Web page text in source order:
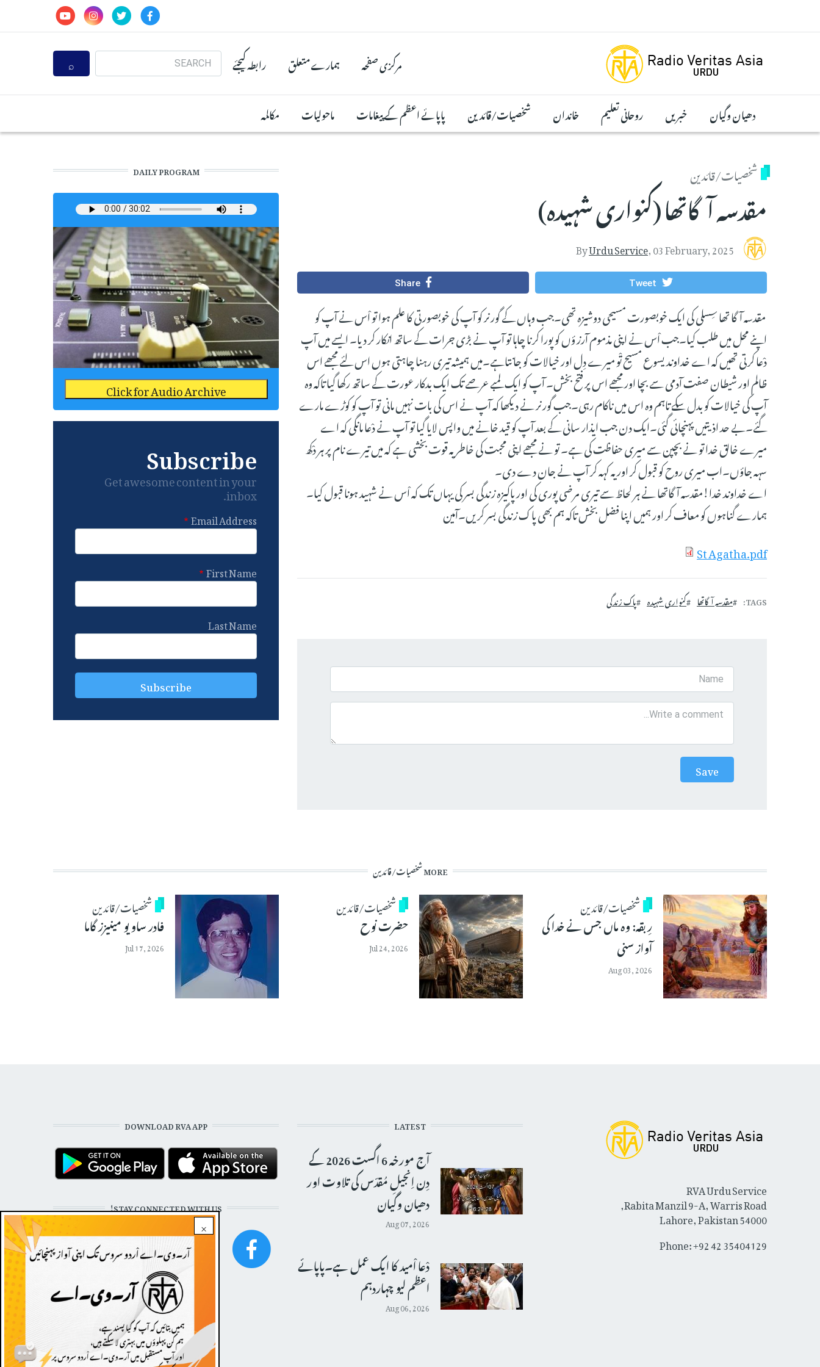
مرکزی صفحہ ہمارے متعلق رابطہ کیجئے
Search
دھیان وگیان خبریں روحانی تعلیم خاندان شخصیات/قائدین پاپائے اعظم کے پیغامات ماحولیات مکالمہ
شخصیات/قائدین
مقدسہ آگاتھا (کنواری شہیدہ)
ByUrdu Service,03 February, 2025
Tweet
Share
مقدسہ آگا تھا سِسلی کی ایک خوبصورت مسیحی دوشیزہ تھی۔جب وہاں کے گورنر کو آپ کی خوبصورتی کا علم ہوا تو اْس نے آپ کو
اپنے محل میں طلب کیا۔جب اْس نے اپنی مذموم آرز ؤں کو پورا کرنا چاہا تو آپ نے بڑی جرات کے ساتھ انکار کر دیا۔ ایسے میں آپ
دْعا کرتی تھیں کہ اے خداوند یسوع مسیح تْو میرے دِل اور خیالات کو جانتاہے۔میں ہمیشہ تیری رہنا چاہتی ہوں اس لئے مجھے اس
ظالم اور شیطان صفت آدمی سے بچا اور مجھے اس پر فتح بخش۔ آپ کو ایک لمبے عرصے تک ایک بدکار عورت کے ساتھ رکھا گیا تاکہ وہ
آپ کی خیالات کو بدل سکے تاہم وہ اس میں ناکام رہی۔جب گورنر نے دیکھا کہ آپ نے اس کی بات نہیں مانی تو آپ کو کوڑے مارے
گئے۔بے حد اذیتیں پہنچائی گئی۔ایک دن جب ایذار سانی کے بعد آپ کو قید خانے میں واپس لایا گیا تو آپ نے دْعا مانگی کہ اے
میرے خالق خدا تو نے بچپن سے میری حفاظت کی ہے۔ تو نے مجھے اپنی محبت کی خاطر یہ قوت بخشی ہے کہ میں تیرے نام پر ہر دْکھ
سہہ جاؤں۔اب میری روح کو قبول کر اور یہ کہہ کر آپ نے جان دے دی۔
اے خداوند خدا!مقدسہ آگاتھا نے ہر لحاظ سے تیری مرضی پوری کی اور پاکیزہ زندگی بسر کی یہاں تک کہ اْس نے شہید ہونا قبول کیا۔
ہمارے گناہوں کو معاف کر اور ہمیں اپنا فضل بخش تاکہ ہم بھی پاک زندگی بسر کریں۔آمین
St Agatha.pdf
TAGS مقدسہ آگاتھا کنواری شہیدہ پاک زندگی
DAILY PROGRAM
Click for Audio Archive
Subscribe
Get awesome content in your
inbox.
Email Address
First Name
Last Name
MORE شخصیات/قائدین
شخصیات/قائدین
رِبقہ: وہ ماں جس نے خدا کی
آواز سنی
Aug 03, 2026
شخصیات/قائدین
حضرت نوح
Jul 24, 2026
شخصیات/قائدین
فادر ساویو مینیزز گاما
Jul 17, 2026
×
RVA Urdu Service
Rabita Manzil 9-A, Warris Road,
Lahore, Pakistan 54000
Phone: +92 42 35404129
LATEST
آج مورخہ 6 اگست 2026 کے
دِن اِنجیلِ مُقدّس کی تلاوت اور
دھیان وگیان
Aug 07, 2026
دْعا اْمید کا ایک عمل ہے۔پاپائے
اعظم لیو چہاردہم
Aug 06, 2026
DOWNLOAD RVA APP
STAY CONNECTED WITH US!